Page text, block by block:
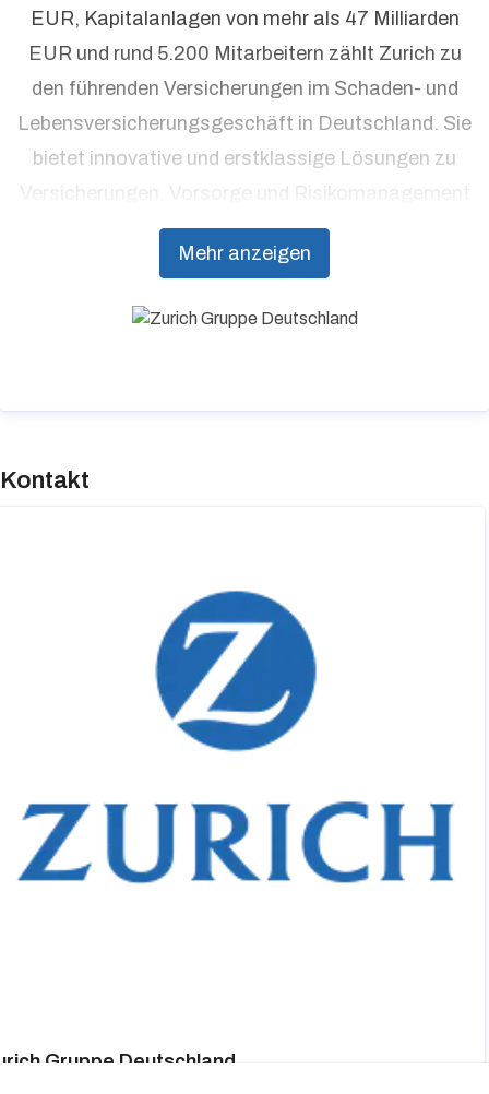
EUR, Kapitalanlagen von mehr als 47 Milliarden
EUR und rund 5.200 Mitarbeitern zählt Zurich zu
den führenden Versicherungen im Schaden- und
Lebensversicherungsgeschäft in Deutschland. Sie
bietet innovative und erstklassige Lösungen zu
Versicherungen, Vorsorge und Risikomanagement
aus einer Hand. Individuelle Kundenorientierung
und hohe Beratungsqualität stehen dabei an
Mehr anzeigen
Kontakt
Gruppe Deutschland